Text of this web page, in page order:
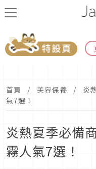
首頁 美容保養
炎
氣7選！
炎熱夏季必備
霧人氣7選！